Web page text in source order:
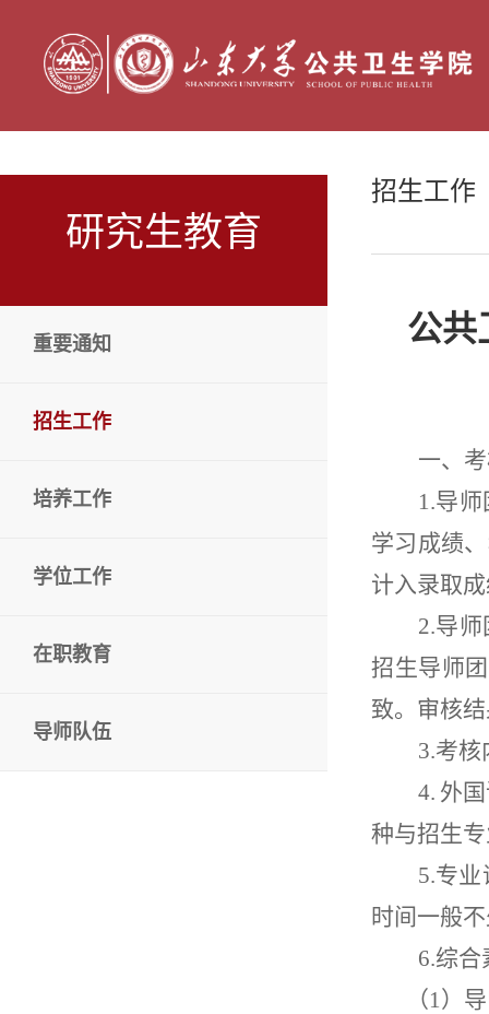
研究生教育
重要通知
招生工作
培养工作
学位工作
在职教育
导师队伍
招生工作
公共
一、
1.导师
学习成绩
计入录取
2.导师
招生导师
致。审核
3.考核
4. 外
种与招生
5.专业
时间一般
6.综合
（1）